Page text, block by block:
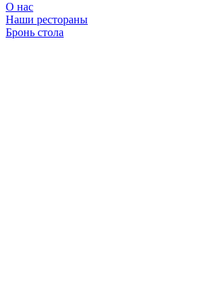
О нас
Наши рестораны
Бронь стола